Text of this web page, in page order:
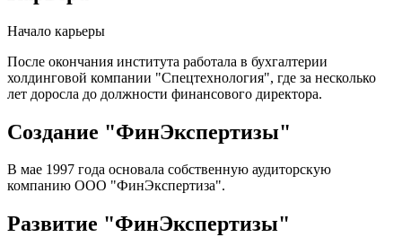
Начало карьеры
После окончания института работала в бухгалтерии
холдинговой компании "Спецтехнология", где за несколько
лет доросла до должности финансового директора.
Создание "ФинЭкспертизы"
В мае 1997 года основала собственную аудиторскую
компанию ООО "ФинЭкспертиза".
Развитие "ФинЭкспертизы"